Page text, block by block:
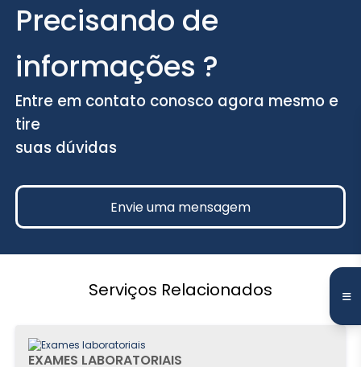
Precisando de
informações ?
Entre em contato conosco agora mesmo e
tire
suas dúvidas
Envie uma mensagem
Serviços Relacionados
EXAMES LABORATORIAIS